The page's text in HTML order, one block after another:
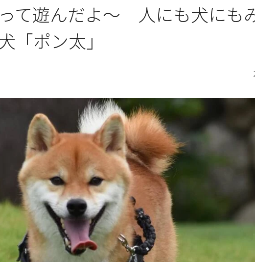
て遊んだよ～ 人にも犬にも
「ポン太」